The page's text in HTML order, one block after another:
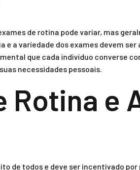
de rotina pode variar, mas
e a variedade dos exames devem
que cada indivíduo converse
necessidades pessoais.
Rotina e
de todos e deve ser incentivado